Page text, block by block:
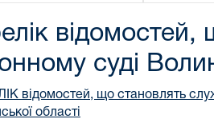
суді
відомостей, що становлять
області